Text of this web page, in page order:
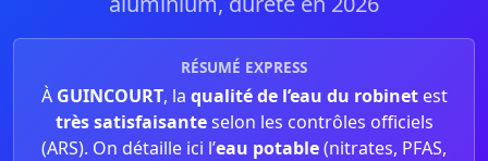
RÉSUMÉ EXPRESS
À GUINCOURT, la qualité de l’eau du robinetest
très satisfaisanteselon les contrôles officiels
(ARS). On détaille ici l’eau potable(nitrates, PFAS,